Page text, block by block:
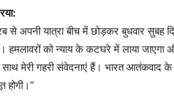
से अपनी यात्रा बीच में छोड़कर बुधवार सुबह
हमलावरों को न्याय के कटघरे में लाया
साथ मेरी गहरी संवेदनाएं हैं। भारत आतंकवाद
होगी।”